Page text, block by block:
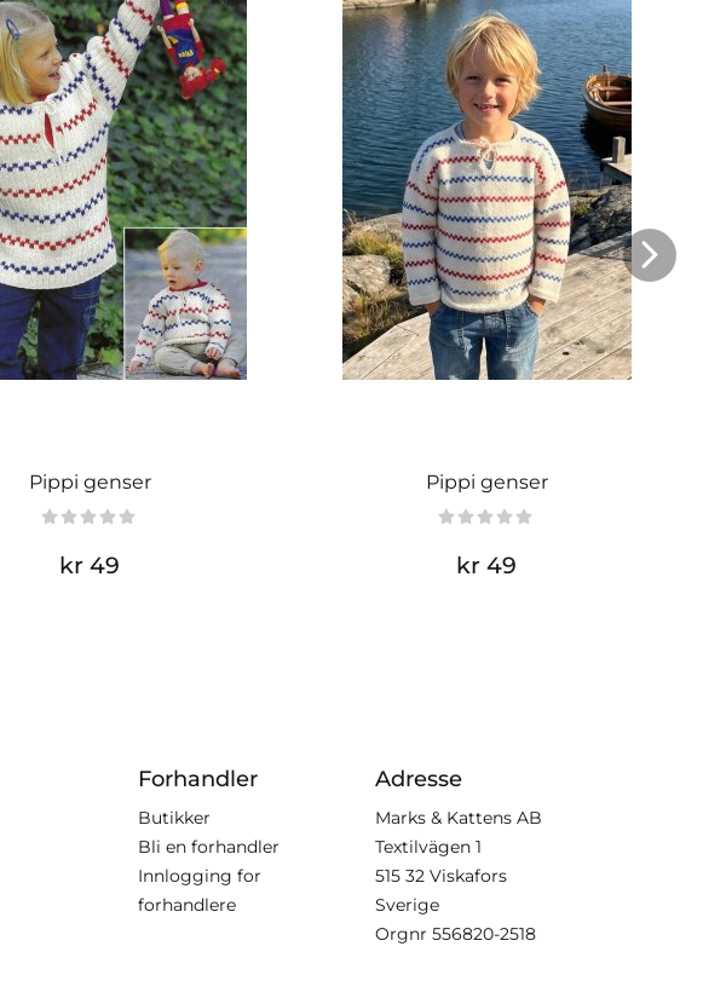
Pippi genser
kr 49
Pippi genser
kr 49
Forhandler
Butikker
Bli en forhandler
Innlogging for
forhandlere
Adresse
Marks & Kattens AB
Textilvägen 1
515 32 Viskafors
Sverige
Orgnr 556820-2518